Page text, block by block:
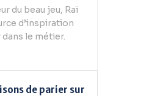
du beau jeu, Raï
d’inspiration
le métier.
de parier sur